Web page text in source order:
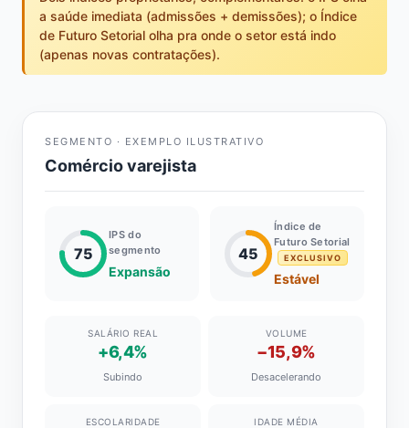
a saúde imediata (admissões + demissões); o Índice
de Futuro Setorial olha pra onde o setor está indo
(apenas novas contratações).
SEGMENTO · EXEMPLO ILUSTRATIVO
Comércio varejista
75
IPS do
segmento
Expansão
45
Índice de
Futuro Setorial
EXCLUSIVO
Estável
SALÁRIO REAL
+6,4%
Subindo
VOLUME
−15,9%
Desacelerando
ESCOLARIDADE IDADE MÉDIA